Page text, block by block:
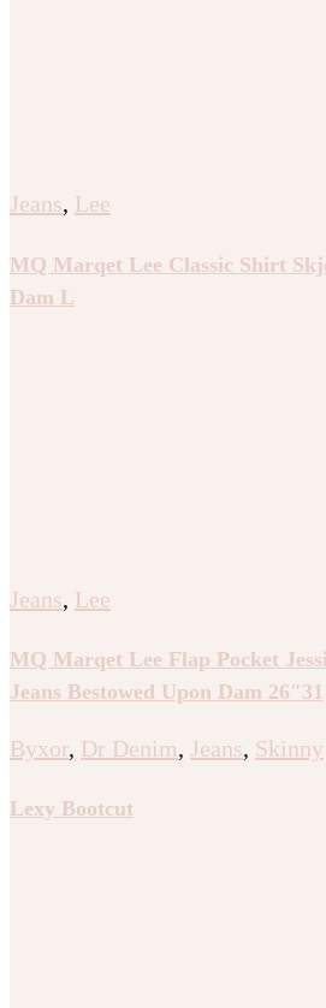
Jeans, Lee
MQ Marqet Lee Classic Shirt
Dam L
Jeans, Lee
MQ Marqet Lee Flap Pocket
Jeans Bestowed Upon Dam 26″31
Byxor, Dr Denim, Jeans, Skinny
Lexy Bootcut